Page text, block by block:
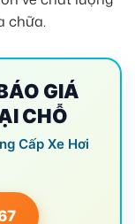
chữa.
GIÁ
CHỖ
Cấp Xe Hơi